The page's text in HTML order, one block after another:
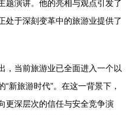
题演讲。他的亮相与观点引发了
处于深刻变革中的旅游业提供了
，当前旅游业已全面进入一个以
新旅游时代”。在这一背景下，
更深层次的信任与安全竞争演